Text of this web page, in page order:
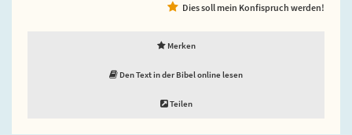
Dies soll mein Konfispruch werden!
Merken
Den Text in der Bibel online lesen
Teilen